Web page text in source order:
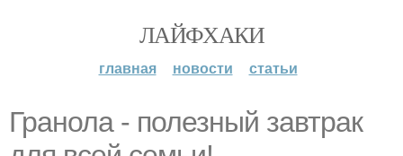
ЛАЙФХАКИ
главная новости статьи
Гранола - полезный завтрак